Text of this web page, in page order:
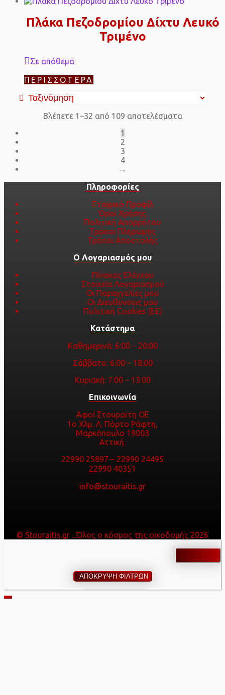
Πλάκα Πεζοδρομίου Δίχτυ Λευκό
Τριμένο
Σε απόθεμα
ΠΕΡΙΣΣΌΤΕΡΑ
Βλέπετε 1–32 από 109 αποτελέσματα
1
2
3
4
→
Πληροφορίες
Εταιρικό Προφίλ
Όροι Χρήσης
Πολιτική Απορρήτου
Τρόποι Πληρωμής
Τρόποι Αποστολής
Ο Λογαριασμός μου
Πίνακας Ελέγχου
Στοιχεία Λογαριασμού
Οι Παραγγελίες μου
Οι Διευθύνσεις μου
Πολιτική Cookies (ΕΕ)
Κατάστημα
Καθημερινά: 6:00 – 20:00
Σάββατο: 6:00 – 18:00
Κυριακή: 7:00 – 13:00
Επικοινωνία
Αφοί Στουραϊτη ΟΕ
1ο Χλμ. Λ. Πόρτο Ράφτη,
Μαρκόπουλο 19003
Αττική.
22990 25897 – 22990 24495
22990 40351
info@stouraitis.gr
© Stouraitis.gr ...Όλος ο κόσμος της οικοδομής 2026
ΑΠΟΚΡΥΨΗ ΦΙΛΤΡΩΝ